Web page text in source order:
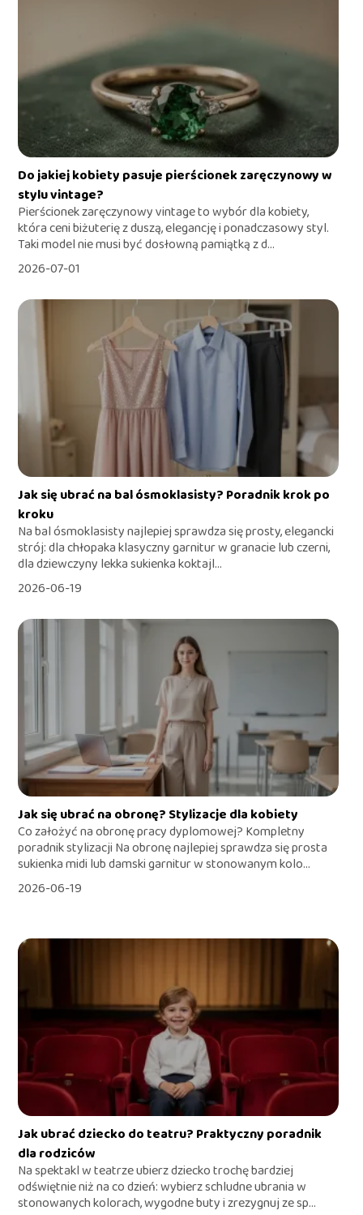
Do jakiej kobiety pasuje pierścionek zaręczynowy w
stylu vintage?
Pierścionek zaręczynowy vintage to wybór dla kobiety,
która ceni biżuterię z duszą, elegancję i ponadczasowy styl.
Taki model nie musi być dosłowną pamiątką z d...
2026-07-01
Jak się ubrać na bal ósmoklasisty? Poradnik krok po
kroku
Na bal ósmoklasisty najlepiej sprawdza się prosty, elegancki
strój: dla chłopaka klasyczny garnitur w granacie lub czerni,
dla dziewczyny lekka sukienka koktajl...
2026-06-19
Jak się ubrać na obronę? Stylizacje dla kobiety
Co założyć na obronę pracy dyplomowej? Kompletny
poradnik stylizacji Na obronę najlepiej sprawdza się prosta
sukienka midi lub damski garnitur w stonowanym kolo...
2026-06-19
Jak ubrać dziecko do teatru? Praktyczny poradnik
dla rodziców
Na spektakl w teatrze ubierz dziecko trochę bardziej
odświętnie niż na co dzień: wybierz schludne ubrania w
stonowanych kolorach, wygodne buty i zrezygnuj ze sp...